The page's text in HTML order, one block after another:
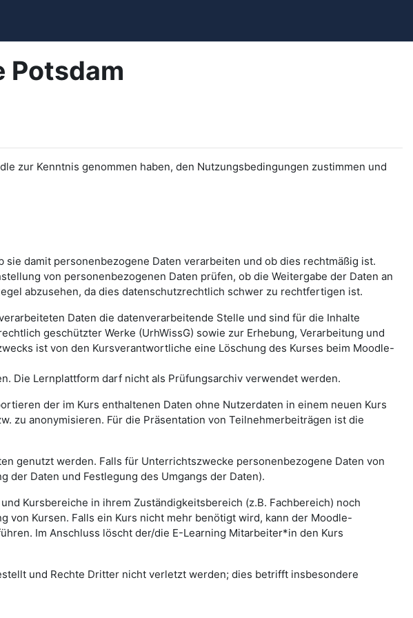
Potsdam
zur Kenntnis genommen haben, den Nutzungsbedingungen zustimmen und
damit personenbezogene Daten verarbeiten und ob dies rechtmäßig ist.
von personenbezogenen Daten prüfen, ob die Weitergabe der Daten an
abzusehen, da dies datenschutzrechtlich schwer zu rechtfertigen ist.
Daten die datenverarbeitende Stelle und sind für die Inhalte
geschützter Werke (UrhWissG) sowie zur Erhebung, Verarbeitung und
ist von den Kursverantwortliche eine Löschung des Kurses beim Moodle-
Die Lernplattform darf nicht als Prüfungsarchiv verwendet werden.
der im Kurs enthaltenen Daten ohne Nutzerdaten in einem neuen Kurs
zu anonymisieren. Für die Präsentation von Teilnehmerbeiträgen ist die
genutzt werden. Falls für Unterrichtszwecke personenbezogene Daten von
Daten und Festlegung des Umgangs der Daten).
Kursbereiche in ihrem Zuständigkeitsbereich (z.B. Fachbereich) noch
Kursen. Falls ein Kurs nicht mehr benötigt wird, kann der Moodle-
Im Anschluss löscht der/die E-Learning Mitarbeiter*in den Kurs
und Rechte Dritter nicht verletzt werden; dies betrifft insbesondere